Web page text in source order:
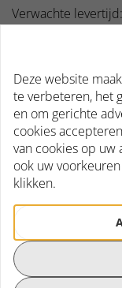
Verwachte
Heeft u
Via
opnemen en je
Bel
Deze website
te verbeteren, het
en om gerichte
cookies
van cookies op
ook uw
klikken.